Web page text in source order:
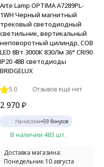
Arte Lamp OPTIMA A7289PL-
1WH Черный магнитный
трековый светодиодный
светильник, вертикальный
неповоротный цилиндр, COB
LED 8Вт 3000К 830Лм 36° CRI90
IP20 48В светодиоды
BRIDGELUX
5.0 Отзывов ещё нет
2 970 ₽
Начислим+59 бонусов
В наличии 483 шт.
Доставка магазина:
Понедельник 10 августа